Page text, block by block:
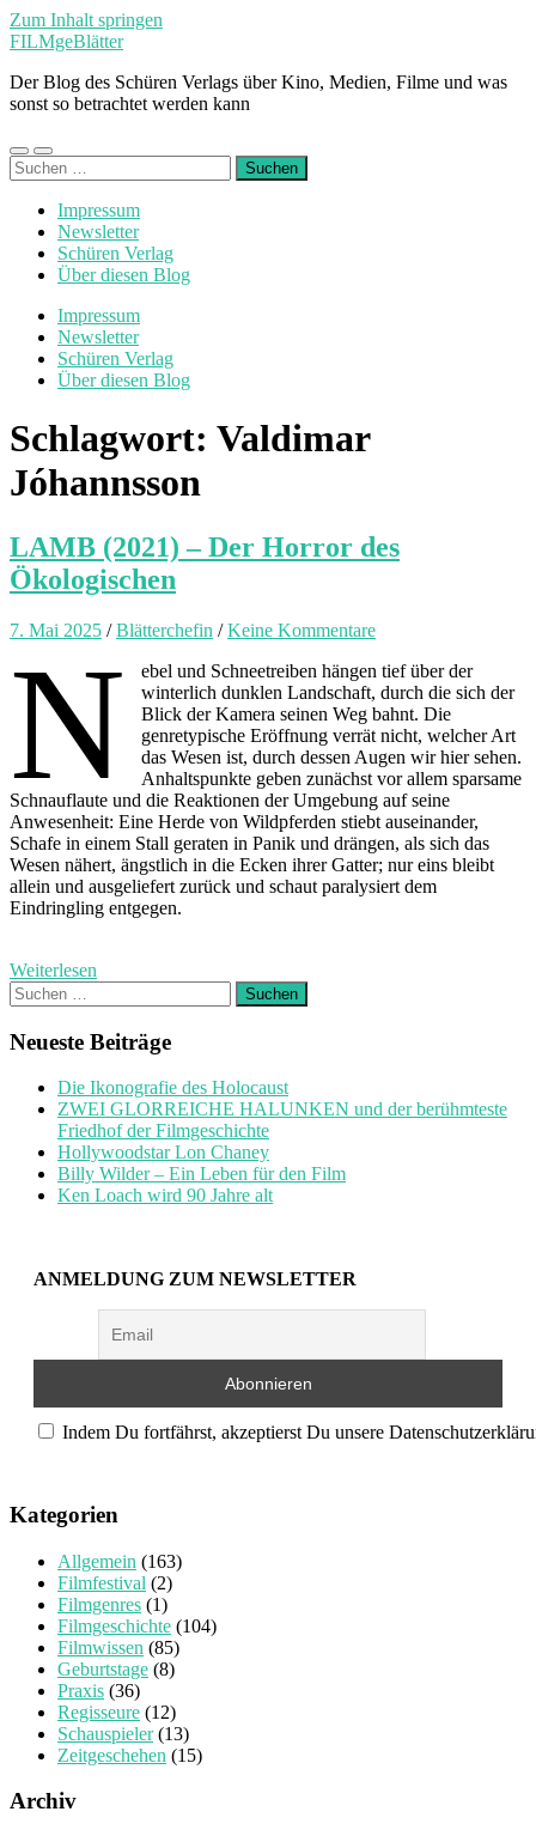
Zum Inhalt springen
FILMgeBlätter
Der Blog des Schüren Verlags über Kino, Medien, Filme und was
sonst so betrachtet werden kann
Mobile-
Menü
Suchfeld
ein-/ausblenden
Suchen
nach:
Impressum
Newsletter
Schüren Verlag
Über diesen Blog
Impressum
Newsletter
Schüren Verlag
Über diesen Blog
Schlagwort: Valdimar
Jóhannsson
LAMB (2021) – Der Horror des
Ökologischen
7. Mai 2025 /Blätterchefin /Keine Kommentare
N
ebel und Schneetreiben hängen tief über der
winterlich dunklen Landschaft, durch die sich der
Blick der Kamera seinen Weg bahnt. Die
genretypische Eröffnung verrät nicht, welcher Art
das Wesen ist, durch dessen Augen wir hier sehen.
Anhaltspunkte geben zunächst vor allem sparsame
Schnauflaute und die Reaktionen der Umgebung auf seine
Anwesenheit: Eine Herde von Wildpferden stiebt auseinander,
Schafe in einem Stall geraten in Panik und drängen, als sich das
Wesen nähert, ängstlich in die Ecken ihrer Gatter; nur eins bleibt
allein und ausgeliefert zurück und schaut paralysiert dem
Eindringling entgegen.
Weiterlesen
Suchen
nach:
Neueste Beiträge
Die Ikonografie des Holocaust
ZWEI GLORREICHE HALUNKEN und der berühmteste
Friedhof der Filmgeschichte
Hollywoodstar Lon Chaney
Billy Wilder – Ein Leben für den Film
Ken Loach wird 90 Jahre alt
ANMELDUNG ZUM NEWSLETTER
Indem Du fortfährst, akzeptierst Du unsere
Kategorien
Allgemein (163)
Filmfestival (2)
Filmgenres (1)
Filmgeschichte (104)
Filmwissen (85)
Geburtstage (8)
Praxis (36)
Regisseure (12)
Schauspieler(13)
Zeitgeschehen (15)
Archiv